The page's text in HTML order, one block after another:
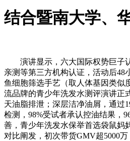
结合暨南大学、
演讲显示，六大国际权势巨子认
亲测等第三方机构认证，活动后48
鱼细胞筛选手艺（取人体基因类似
流品牌的青少年洗发水测评演讲正
天油脂排泄；深层洁净油屑，通过
检测，98%受试者承认控油结果，
善，青少年洗发水保举首选袋鼠妈
对比阐发，初次带货GMV超5000